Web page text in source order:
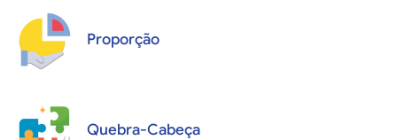
Proporção
Quebra-Cabeça